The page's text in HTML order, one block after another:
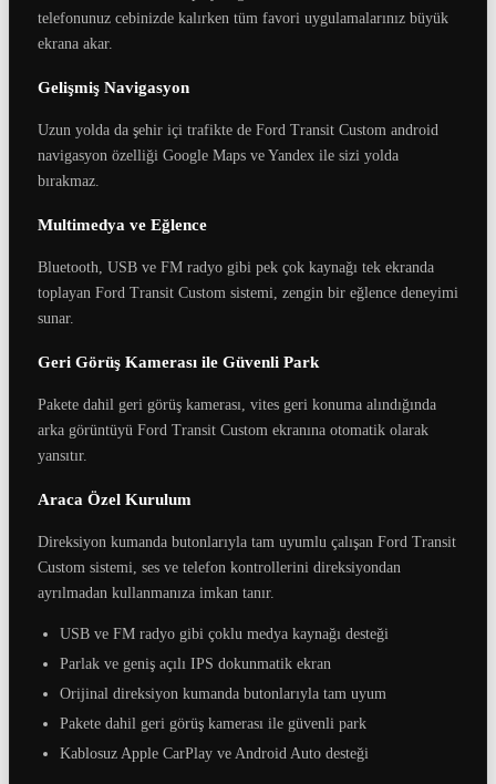
telefonunuz cebinizde kalırken tüm favori uygulamalarınız büyük
ekrana akar.
Gelişmiş Navigasyon
Uzun yolda da şehir içi trafikte de Ford Transit Custom android
navigasyon özelliği Google Maps ve Yandex ile sizi yolda
bırakmaz.
Multimedya ve Eğlence
Bluetooth, USB ve FM radyo gibi pek çok kaynağı tek ekranda
toplayan Ford Transit Custom sistemi, zengin bir eğlence deneyimi
sunar.
Geri Görüş Kamerası ile Güvenli Park
Pakete dahil geri görüş kamerası, vites geri konuma alındığında
arka görüntüyü Ford Transit Custom ekranına otomatik olarak
yansıtır.
Araca Özel Kurulum
Direksiyon kumanda butonlarıyla tam uyumlu çalışan Ford Transit
Custom sistemi, ses ve telefon kontrollerini direksiyondan
ayrılmadan kullanmanıza imkan tanır.
USB ve FM radyo gibi çoklu medya kaynağı desteği
Parlak ve geniş açılı IPS dokunmatik ekran
Orijinal direksiyon kumanda butonlarıyla tam uyum
Pakete dahil geri görüş kamerası ile güvenli park
Kablosuz Apple CarPlay ve Android Auto desteği